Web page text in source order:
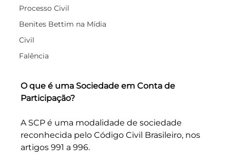
Processo Civil
Benites Bettim na Mídia
Civil
Falência
O que é uma Sociedade em Conta de
Participação?
A SCP é uma modalidade de sociedade
reconhecida pelo Código Civil Brasileiro, nos
artigos 991 a 996.